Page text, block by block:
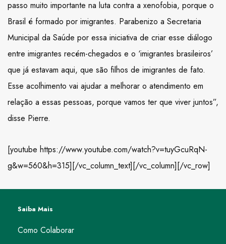
passo muito importante na luta contra a xenofobia, porque o
Brasil é formado por imigrantes. Parabenizo a Secretaria
Municipal da Saúde por essa iniciativa de criar esse diálogo
entre imigrantes recém-chegados e o ‘imigrantes brasileiros’
que já estavam aqui, que são filhos de imigrantes de fato.
Esse acolhimento vai ajudar a melhorar o atendimento em
relação a essas pessoas, porque vamos ter que viver juntos”,
disse Pierre.
[youtube https://www.youtube.com/watch?v=tuyGcuRqN-
g&w=560&h=315][/vc_column_text][/vc_column][/vc_row]
Saiba Mais
Como Colaborar